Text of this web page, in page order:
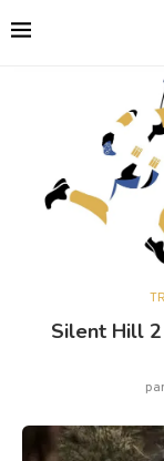
Silent Hill